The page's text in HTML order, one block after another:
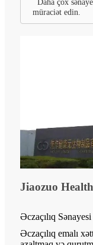
Daha çox
müraciət edin.
Jiaozuo
Əczaçılıq
Əczaçılıq emalı